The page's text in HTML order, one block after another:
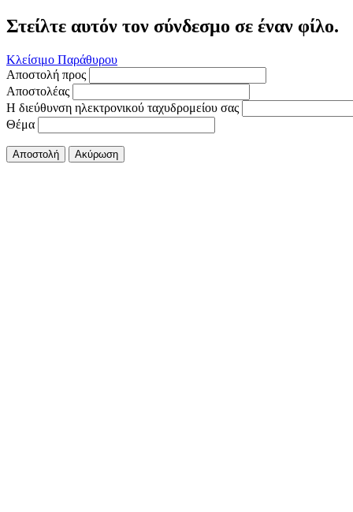
Στείλτε αυτόν τον σύνδεσμο σε έναν φίλο.
Κλείσιμο Παράθυρου
Αποστολή προς
Αποστολέας
Η διεύθυνση ηλεκτρονικού ταχυδρομείου σας
Θέμα
Αποστολή Ακύρωση